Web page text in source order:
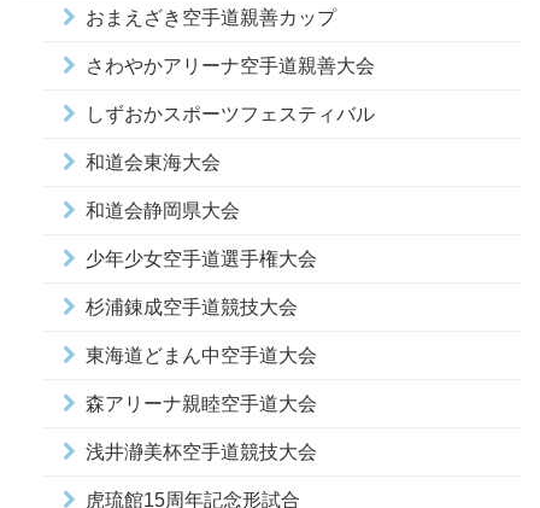
おまえざき空手道親善カップ
さわやかアリーナ空手道親善大会
しずおかスポーツフェスティバル
和道会東海大会
和道会静岡県大会
少年少女空手道選手権大会
杉浦錬成空手道競技大会
東海道どまん中空手道大会
森アリーナ親睦空手道大会
浅井瀞美杯空手道競技大会
虎琉館15周年記念形試合